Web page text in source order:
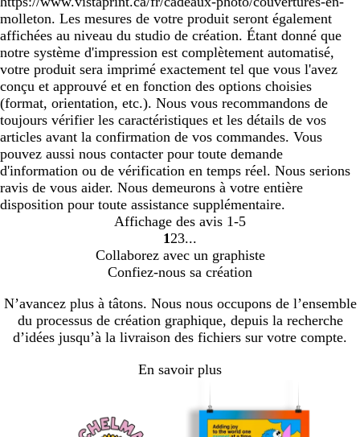
molleton. Les mesures de votre produit seront également
affichées au niveau du studio de création. Étant donné que
notre système d'impression est complètement automatisé,
votre produit sera imprimé exactement tel que vous l'avez
conçu et approuvé et en fonction des options choisies
(format, orientation, etc.). Nous vous recommandons de
toujours vérifier les caractéristiques et les détails de vos
articles avant la confirmation de vos commandes. Vous
pouvez aussi nous contacter pour toute demande
d'information ou de vérification en temps réel. Nous serions
ravis de vous aider. Nous demeurons à votre entière
disposition pour toute assistance supplémentaire.
Affichage des avis 1-5
Accéder
à
la
1 Accéder
à
la
2 Accéder
à
la
3
Collaborez avec un graphiste
Confiez-nous sa création
N’avancez plus à tâtons. Nous nous occupons de l’ensemble
du processus de création graphique, depuis la recherche
d’idées jusqu’à la livraison des fichiers sur votre compte.
En savoir plus